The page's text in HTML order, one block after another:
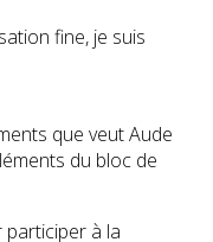
fine, je suis
que veut Aude
du bloc de
participer à la